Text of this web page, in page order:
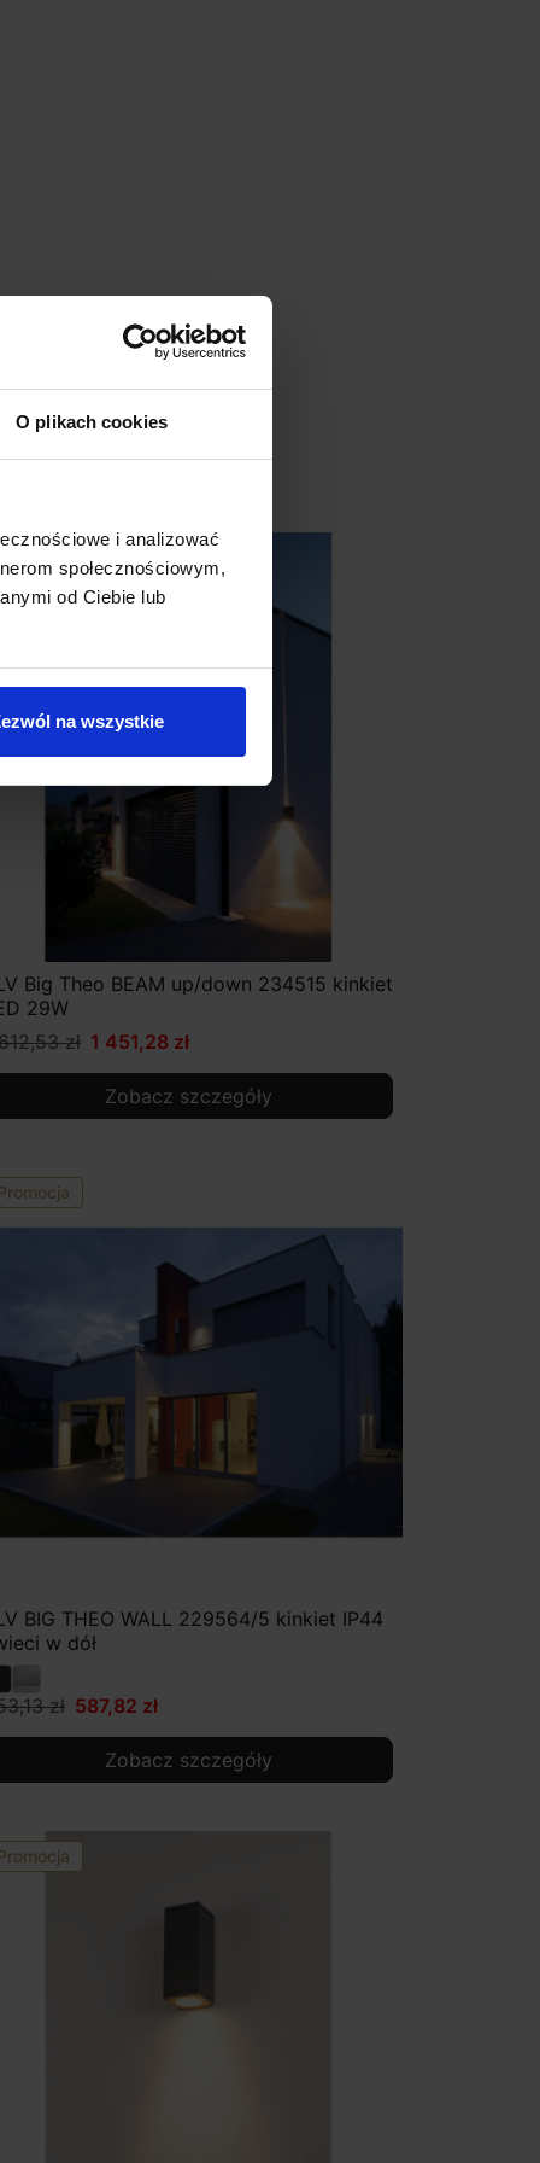
O plikach cookies
i analizować
społecznościowym,
od Ciebie lub
na wszystkie
Big Theo BEAM up/down 234515 kinkiet
29W
zł 1 451,28 zł
Zobacz szczegóły
BIG THEO WALL 229564/5 kinkiet IP44
w dół
zł 587,82 zł
Zobacz szczegóły